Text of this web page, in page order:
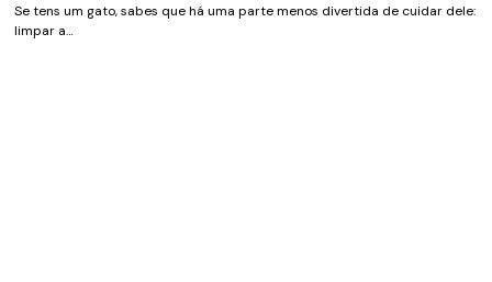
Se tens um gato, sabes que há uma parte menos divertida de cuidar dele:
limpar a…